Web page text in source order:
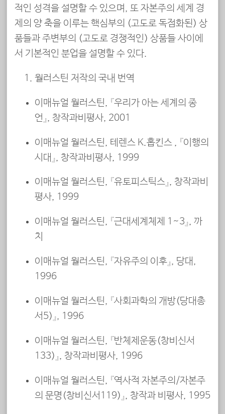
적인 성격을 설명할 수 있으며, 또 자본주의 세계 경
제의 양 축을 이루는 핵심부의 (고도로 독점화된) 상
품들과 주변부의 (고도로 경쟁적인) 상품들 사이에
서 기본적인 분업을 설명할 수 있다.
월러스틴 저작의 국내 번역
이매뉴얼 월러스틴, 『우리가 아는 세계의 종
언』, 창작과비평사, 2001
이매뉴얼 월러스틴, 테렌스 K.홉킨스 , 『이행의
시대』, 창작과비평사, 1999
이매뉴얼 월러스틴, 『유토피스틱스』, 창작과비
평사, 1999
이매뉴얼 월러스틴, 『근대세계체제 1~3』, 까
치
이매뉴얼 월러스틴, 『자유주의 이후』, 당대,
1996
이매뉴얼 월러스틴, 『사회과학의 개방(당대총
서5)』, 1996
이매뉴얼 월러스틴, 『반체제운동(창비신서
133)』, 창작과비평사, 1996
이매뉴얼 월러스틴, 『역사적 자본주의/자본주
의 문명(창비신서119)』, 창작과 비평사, 1995